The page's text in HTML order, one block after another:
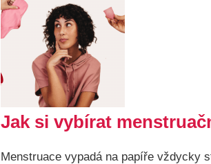
Jak si vybírat
Menstruace vypadá na papíře vždycky